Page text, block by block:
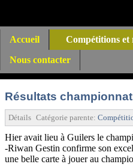
Accueil Compétitions et
Nous contacter
Résultats
Détails Catégorie parente:
Hier avait lieu à Guilers le
-Riwan Gestin confirme son
une belle carte à jouer au